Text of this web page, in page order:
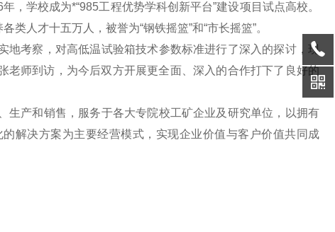
，学校成为*“985工程优势学科创新平台”建设项目试点高校。
人才十五万人，被誉为“钢铁摇篮”和“市长摇篮”。
考察，对高低温试验箱技术参数标准进行了深入的探讨，现
师到访，为今后双方开展更全面、深入的合作打下了良好的
产和销售，服务于各大专院校工矿企业及研究单位，以拥有
解决方案为主要经营模式，实现企业价值与客户价值共同成